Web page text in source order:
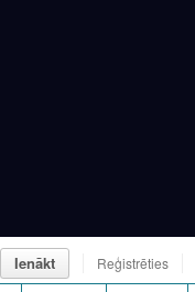
Ienākt Reģistrēties